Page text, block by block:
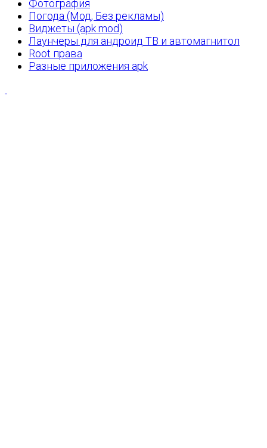
Фотография
Погода (Мод, Без рекламы)
Виджеты (apk mod)
Лаунчеры для андроид ТВ и автомагнитол
Root права
Разные приложения apk